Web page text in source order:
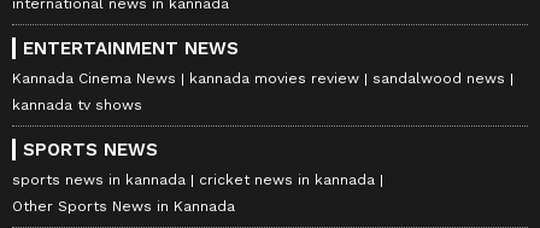
international news in kannada
ENTERTAINMENT NEWS
Kannada Cinema News kannada movies review
sandalwood news
kannada tv shows
SPORTS NEWS
sports news in kannada
cricket news in kannada
Other Sports News in Kannada